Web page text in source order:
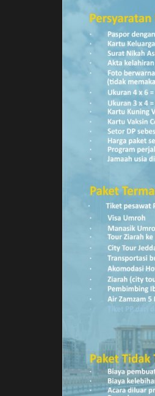
Tausiah
Habib
Sekadar
Majelis
hanya